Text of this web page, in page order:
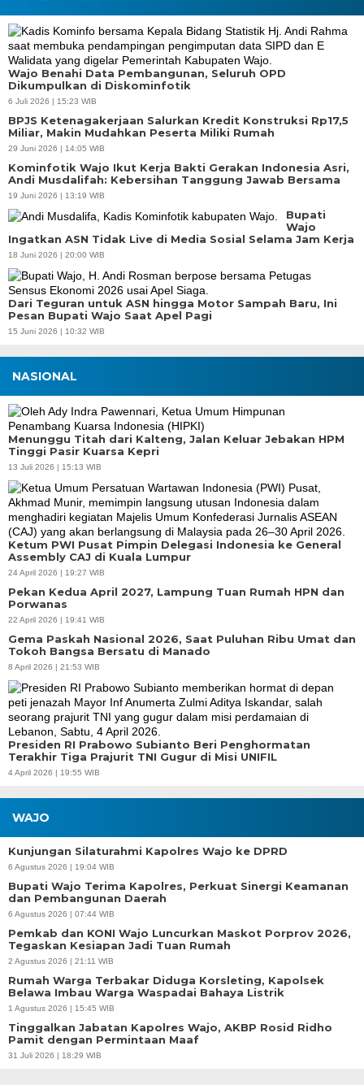
Wajo Benahi Data Pembangunan, Seluruh OPD
Dikumpulkan di Diskominfotik
6 Juli 2026 | 15:23 WIB
BPJS Ketenagakerjaan Salurkan Kredit Konstruksi Rp17,5
Miliar, Makin Mudahkan Peserta Miliki Rumah
29 Juni 2026 | 14:05 WIB
Kominfotik Wajo Ikut Kerja Bakti Gerakan Indonesia Asri,
Andi Musdalifah: Kebersihan Tanggung Jawab Bersama
19 Juni 2026 | 13:19 WIB
Bupati
Wajo
Ingatkan ASN Tidak Live di Media Sosial Selama Jam Kerja
18 Juni 2026 | 20:00 WIB
Dari Teguran untuk ASN hingga Motor Sampah Baru, Ini
Pesan Bupati Wajo Saat Apel Pagi
15 Juni 2026 | 10:32 WIB
NASIONAL
Menunggu Titah dari Kalteng, Jalan Keluar Jebakan HPM
Tinggi Pasir Kuarsa Kepri
13 Juli 2026 | 15:13 WIB
Ketum PWI Pusat Pimpin Delegasi Indonesia ke General
Assembly CAJ di Kuala Lumpur
24 April 2026 | 19:27 WIB
Pekan Kedua April 2027, Lampung Tuan Rumah HPN dan
Porwanas
22 April 2026 | 19:41 WIB
Gema Paskah Nasional 2026, Saat Puluhan Ribu Umat dan
Tokoh Bangsa Bersatu di Manado
8 April 2026 | 21:53 WIB
Presiden RI Prabowo Subianto Beri Penghormatan
Terakhir Tiga Prajurit TNI Gugur di Misi UNIFIL
4 April 2026 | 19:55 WIB
WAJO
Kunjungan Silaturahmi Kapolres Wajo ke DPRD
6 Agustus 2026 | 19:04 WIB
Bupati Wajo Terima Kapolres, Perkuat Sinergi Keamanan
dan Pembangunan Daerah
6 Agustus 2026 | 07:44 WIB
Pemkab dan KONI Wajo Luncurkan Maskot Porprov 2026,
Tegaskan Kesiapan Jadi Tuan Rumah
2 Agustus 2026 | 21:11 WIB
Rumah Warga Terbakar Diduga Korsleting, Kapolsek
Belawa Imbau Warga Waspadai Bahaya Listrik
1 Agustus 2026 | 15:45 WIB
Tinggalkan Jabatan Kapolres Wajo, AKBP Rosid Ridho
Pamit dengan Permintaan Maaf
31 Juli 2026 | 18:29 WIB